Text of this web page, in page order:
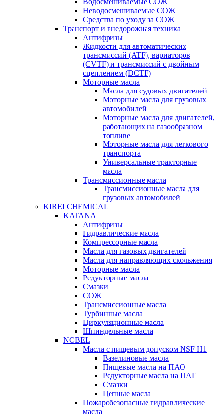
Водосмешиваемые СОЖ
Неводосмешиваемые СОЖ
Средства по уходу за СОЖ
Транспорт и внедорожная техника
Антифризы
Жидкости для автоматических
трансмиссий (ATF), вариаторов
(CVTF) и трансмиссий с двойным
сцеплением (DCTF)
Моторные масла
Масла для судовых двигателей
Моторные масла для грузовых
автомобилей
Моторные масла для двигателей,
работающих на газообразном
топливе
Моторные масла для легкового
транспорта
Универсальные тракторные
масла
Трансмиссионные масла
Трансмиссионные масла для
грузовых автомобилей
KIREI CHEMICAL
KATANA
Антифризы
Гидравлические масла
Компрессорные масла
Масла для газовых двигателей
Масла для направляющих скольжения
Моторные масла
Редукторные масла
Смазки
СОЖ
Трансмиссионные масла
Турбинные масла
Циркуляционные масла
Шпиндельные масла
NOBEL
Масла с пищевым допуском NSF H1
Вазелиновые масла
Пищевые масла на ПАО
Редукторные масла на ПАГ
Смазки
Цепные масла
Пожаробезопасные гидравлические
масла